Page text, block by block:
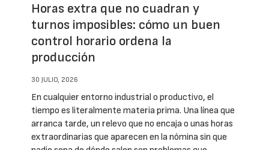
Horas extra que no cuadran y
turnos imposibles: cómo un buen
control horario ordena la
producción
30 JULIO, 2026
En cualquier entorno industrial o productivo, el
tiempo es literalmente materia prima. Una línea que
arranca tarde, un relevo que no encaja o unas horas
extraordinarias que aparecen en la nómina sin que